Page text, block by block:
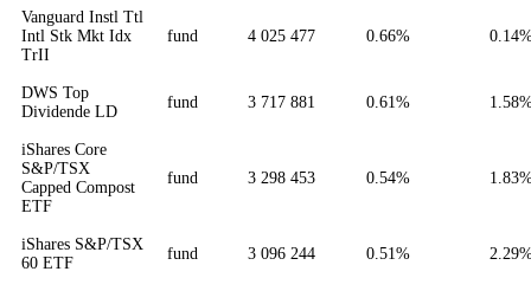
Vanguard Instl Ttl
Intl Stk Mkt Idx
TrII
fund 4 025 477 0.66%
DWS Top
Dividende LD
fund 3 717 881 0.61%
iShares Core
S&P/TSX
Capped Compost
ETF
fund 3 298 453 0.54%
iShares S&P/TSX
60 ETF
fund 3 096 244 0.51%